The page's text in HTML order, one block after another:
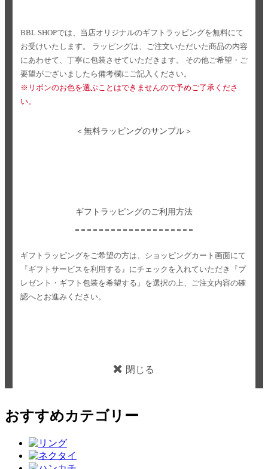
BBL SHOPでは、当店オリジナルのギフトラッピングを無料にて
お受けいたします。
ラッピングは、ご注文いただいた商品の内容
にあわせて、丁寧に包装させていただきます。
その他ご希望・ご
要望がございましたら備考欄にご記入ください。
※リボンのお色を選ぶことはできませんので予めご了承くださ
い。
＜無料ラッピングのサンプル＞
ギフトラッピングのご利用方法
ギフトラッピングをご希望の方は、ショッピングカート画面にて
『ギフトサービスを利用する』にチェックを入れていただき
『プ
レゼント・ギフト包装を希望する』を選択の上、ご注文内容の確
認へとお進みください。
閉じる
おすすめカテゴリー